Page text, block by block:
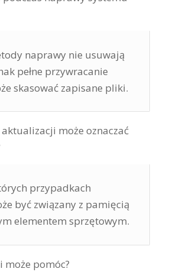
naprawy nie usuwają
pełne przywracanie
skasować zapisane pliki.
może oznaczać
przypadkach
być związany z pamięcią
elementem sprzętowym.
może pomóc?